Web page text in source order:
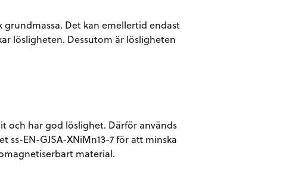
Det kan emellertid endast
lösligheten. Dessutom är lösligheten
och har god löslighet. Därför används
ss-EN-GJSA-XNiMn13-7 för att minska
material.